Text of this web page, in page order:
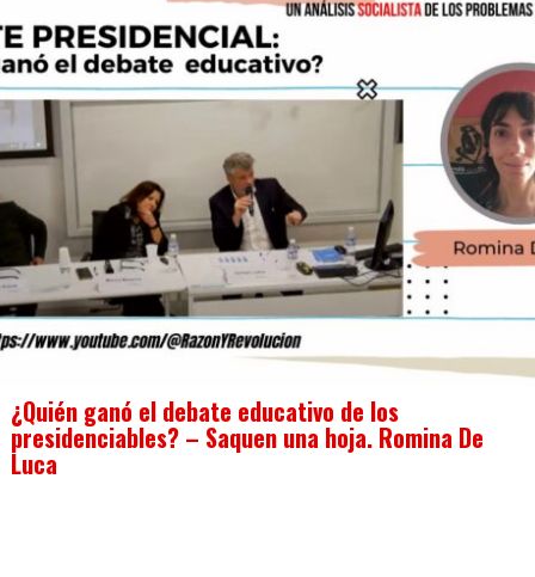
¿Quién ganó el debate educativo de los
presidenciables? – Saquen una hoja. Romina De
Luca